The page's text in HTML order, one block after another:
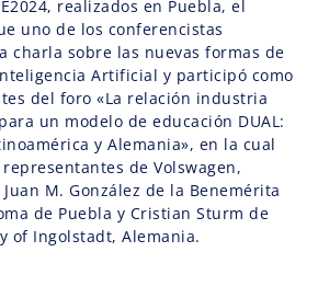
realizados en Puebla, el
uno de los conferencistas
charla sobre las nuevas formas de
Artificial y participó como
del foro «La relación industria
un modelo de educación DUAL:
y Alemania», en la cual
de Volswagen,
M. González de la Benemérita
de Puebla y Cristian Sturm de
of Ingolstadt, Alemania.